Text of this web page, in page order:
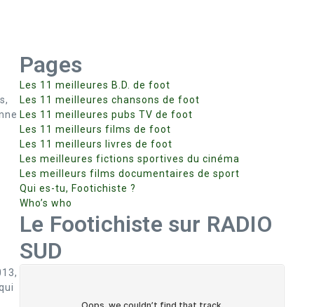
Pages
Les 11 meilleures B.D. de foot
Les 11 meilleures chansons de foot
Les 11 meilleures pubs TV de foot
Les 11 meilleurs films de foot
Les 11 meilleurs livres de foot
Les meilleures fictions sportives du cinéma
Les meilleurs films documentaires de sport
Qui es-tu, Footichiste ?
Who’s who
Le Footichiste sur RADIO
SUD